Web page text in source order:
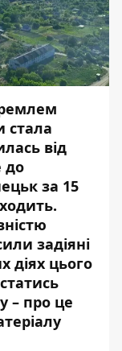
стала
від
до
за 15
задіяні
діях цього
– про це